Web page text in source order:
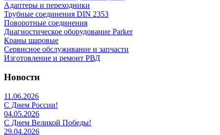
Адаптеры и переходники
Трубные соединения DIN 2353
Поворотные соединения
Диагностическое оборудование Parker
Краны шаровые
Сервисное обслуживание и запчасти
Изготовление и ремонт РВД
Новости
11.06.2026
С Днем России!
04.05.2026
С Днем Великой Победы!
29.04.2026